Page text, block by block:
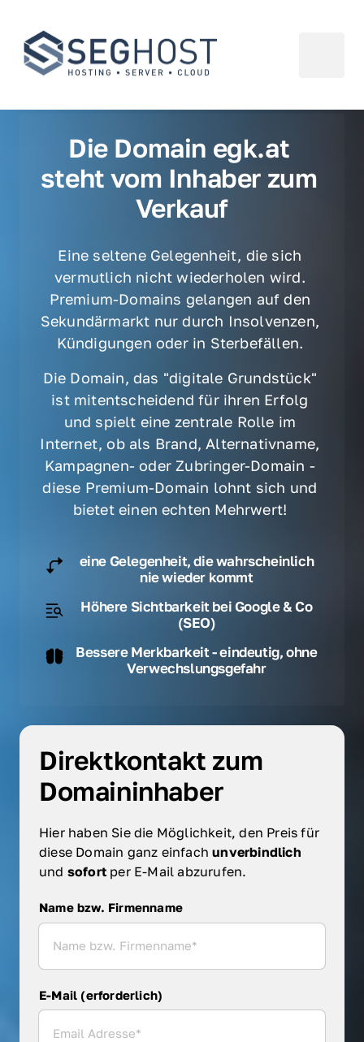
Die Domain egk.at
steht vom Inhaber zum
Verkauf
Eine seltene Gelegenheit, die sich
vermutlich nicht wiederholen wird.
Premium-Domains gelangen auf den
Sekundärmarkt nur durch Insolvenzen,
Kündigungen oder in Sterbefällen.
Die Domain, das "digitale Grundstück"
ist mitentscheidend für ihren Erfolg
und spielt eine zentrale Rolle im
Internet, ob als Brand, Alternativname,
Kampagnen- oder Zubringer-Domain -
diese Premium-Domain lohnt sich und
bietet einen echten Mehrwert!
eine Gelegenheit, die wahrscheinlich
nie wieder kommt
Höhere Sichtbarkeit bei Google & Co
(SEO)
Bessere Merkbarkeit - eindeutig, ohne
Verwechslungsgefahr
Direktkontakt zum
Domaininhaber
Hier haben Sie die Möglichkeit, den Preis für
diese Domain ganz einfach
und sofort per E-Mail abzurufen.
Name bzw. Firmenname
Name bzw. Firmenname
E-Mail (erforderlich)